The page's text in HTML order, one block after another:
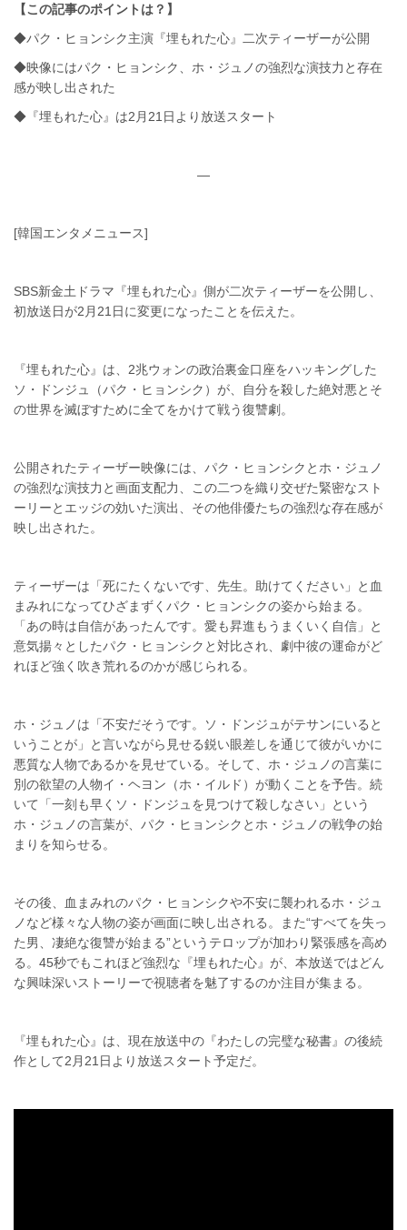
【この記事のポイントは？】
◆パク・ヒョンシク主演『埋もれた心』二次ティーザーが公開
◆映像にはパク・ヒョンシク、ホ・ジュノの強烈な演技力と存在
感が映し出された
◆『埋もれた心』は2月21日より放送スタート
—
[韓国エンタメニュース]
SBS新金土ドラマ『埋もれた心』側が二次ティーザーを公開し、
初放送日が2月21日に変更になったことを伝えた。
『埋もれた心』は、2兆ウォンの政治裏金口座をハッキングした
ソ・ドンジュ（パク・ヒョンシク）が、自分を殺した絶対悪とそ
の世界を滅ぼすために全てをかけて戦う復讐劇。
公開されたティーザー映像には、パク・ヒョンシクとホ・ジュノ
の強烈な演技力と画面支配力、この二つを織り交ぜた緊密なスト
ーリーとエッジの効いた演出、その他俳優たちの強烈な存在感が
映し出された。
ティーザーは「死にたくないです、先生。助けてください」と血
まみれになってひざまずくパク・ヒョンシクの姿から始まる。
「あの時は自信があったんです。愛も昇進もうまくいく自信」と
意気揚々としたパク・ヒョンシクと対比され、劇中彼の運命がど
れほど強く吹き荒れるのかが感じられる。
ホ・ジュノは「不安だそうです。ソ・ドンジュがテサンにいると
いうことが」と言いながら見せる鋭い眼差しを通じて彼がいかに
悪質な人物であるかを見せている。そして、ホ・ジュノの言葉に
別の欲望の人物イ・ヘヨン（ホ・イルド）が動くことを予告。続
いて「一刻も早くソ・ドンジュを見つけて殺しなさい」という
ホ・ジュノの言葉が、パク・ヒョンシクとホ・ジュノの戦争の始
まりを知らせる。
その後、血まみれのパク・ヒョンシクや不安に襲われるホ・ジュ
ノなど様々な人物の姿が画面に映し出される。また“すべてを失っ
た男、凄絶な復讐が始まる”というテロップが加わり緊張感を高め
る。45秒でもこれほど強烈な『埋もれた心』が、本放送ではどん
な興味深いストーリーで視聴者を魅了するのか注目が集まる。
『埋もれた心』は、現在放送中の『わたしの完璧な秘書』の後続
作として2月21日より放送スタート予定だ。